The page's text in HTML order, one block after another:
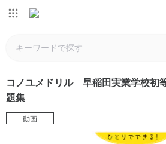
コノユメドリル 早稲田実業学校初
題集
動画